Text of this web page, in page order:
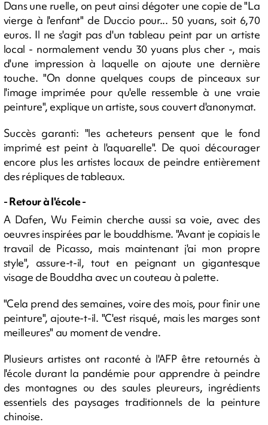
Dans une ruelle, on peut ainsi dégoter une copie de "La
vierge à l'enfant" de Duccio pour... 50 yuans, soit 6,70
euros. Il ne s'agit pas d'un tableau peint par un artiste
local - normalement vendu 30 yuans plus cher -, mais
d'une impression à laquelle on ajoute une dernière
touche. "On donne quelques coups de pinceaux sur
l'image imprimée pour qu'elle ressemble à une vraie
peinture", explique un artiste, sous couvert d'anonymat.
Succès garanti: "les acheteurs pensent que le fond
imprimé est peint à l'aquarelle". De quoi décourager
encore plus les artistes locaux de peindre entièrement
des répliques de tableaux.
- Retour à l'école -
A Dafen, Wu Feimin cherche aussi sa voie, avec des
oeuvres inspirées par le bouddhisme. "Avant je copiais le
travail de Picasso, mais maintenant j'ai mon propre
style", assure-t-il, tout en peignant un gigantesque
visage de Bouddha avec un couteau à palette.
"Cela prend des semaines, voire des mois, pour finir une
peinture", ajoute-t-il. "C'est risqué, mais les marges sont
meilleures" au moment de vendre.
Plusieurs artistes ont raconté à l'AFP être retournés à
l'école durant la pandémie pour apprendre à peindre
des montagnes ou des saules pleureurs, ingrédients
essentiels des paysages traditionnels de la peinture
chinoise.